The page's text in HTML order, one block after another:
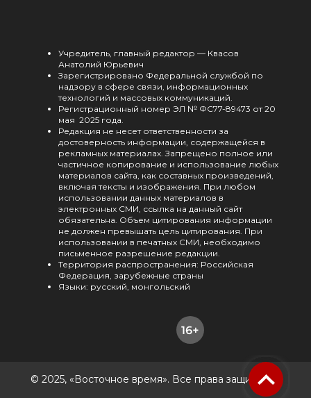
Учредитель, главный редактор — Квасов
Анатолий Юрьевич
Зарегистрировано Федеральной службой по
надзору в сфере связи, информационных
технологий и массовых коммуникаций.
Регистрационный номер ЭЛ № ФС77-89473 от 20
мая 2025 года.
Редакция не несет ответственности за
достоверность информации, содержащейся в
рекламных материалах. Запрещено полное или
частичное копирование и использование любых
материалов сайта, как составных произведений,
включая тексты и изображения. При любом
использовании данных материалов в
электронных СМИ, ссылка на данный сайт
обязательна. Объем цитирования информации
не должен превышать цель цитирования. При
использовании в печатных СМИ, необходимо
письменное разрешение редакции.
Территория распространения: Российская
Федерация, зарубежные страны
Языки: русский, монгольский
© 2025, «Восточное время». Все права защищены.